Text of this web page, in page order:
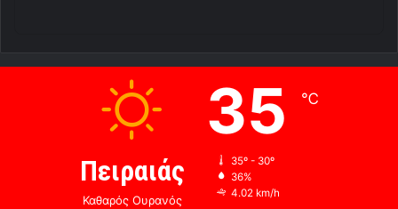
Πειραιάς
Καθαρός Ουρανός
35 ℃
35º - 30º
36%
4.02 km/h